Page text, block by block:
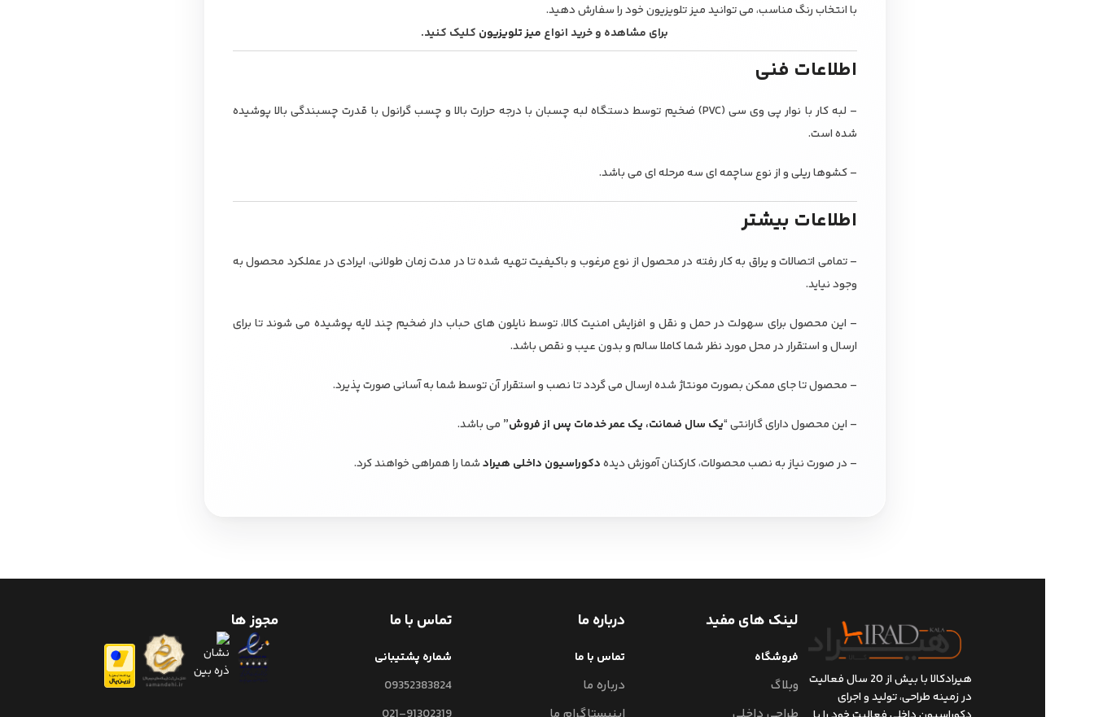
با انتخاب رنگ مناسب، می توانید میز تلویزیون خود را سفارش دهید.
برای مشاهده و خرید انواع میز تلویزیون کلیک کنید.
اطلاعات فنی
– لبه کار با نوار پی وی سی (PVC) ضخیم توسط دستگاه لبه چسبان با درجه حرارت بالا و چسب گرانول با قدرت چسبندگی بالا پوشیده
شده است.
– کشوها ریلی و از نوع ساچمه ای سه مرحله ای می باشد.
اطلاعات بیشتر
– تمامی اتصالات و یراق به کار رفته در محصول از نوع مرغوب و باکیفیت تهیه شده تا در مدت زمان طولانی، ایرادی در عملکرد محصول به
وجود نیاید.
– این محصول برای سهولت در حمل و نقل و افزایش امنیت کالا، توسط نایلون های حباب دار ضخیم چند لایه پوشیده می شوند تا برای
ارسال و استقرار در محل مورد نظر شما کاملا سالم و بدون عیب و نقص باشد.
– محصول تا جای ممکن بصورت مونتاژ شده ارسال می گردد تا نصب و استقرار آن توسط شما به آسانی صورت پذیرد.
– این محصول دارای گارانتی“یک سال ضمانت، یک عمر خدمات پس از فروش” می باشد.
– در صورت نیاز به نصب محصولات، کارکنان آموزش دیدهدکوراسیون داخلی هیرادشما را همراهی خواهند کرد.
هیرادکالا با بیش از 20 سال فعالیت
در زمینه طراحی، تولید و اجرای
لینک های مفید
فروشگاه
وبلاگ
درباره ما
تماس با ما
درباره ما
تماس با ما
شماره پشتیبانی
09352383824
مجوز ها